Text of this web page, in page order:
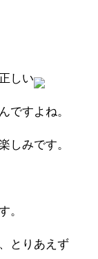
しい
ですよね。
しみです。
。
とりあえず